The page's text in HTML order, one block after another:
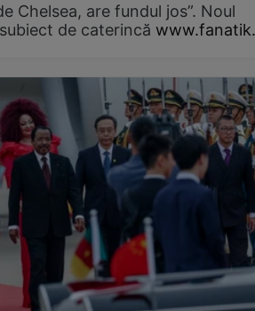
Chelsea, are fundul jos”. Noul
de caterincă